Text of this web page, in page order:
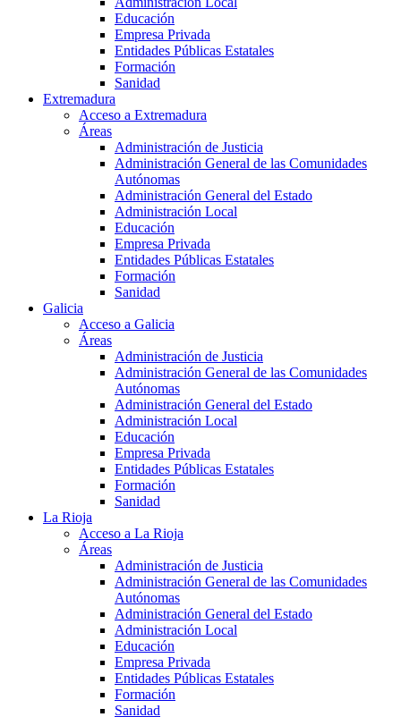
Educación
Empresa Privada
Entidades Públicas Estatales
Formación
Sanidad
Extremadura
Acceso a Extremadura
Áreas
Administración de Justicia
Administración General de las Comunidades
Autónomas
Administración General del Estado
Administración Local
Educación
Empresa Privada
Entidades Públicas Estatales
Formación
Sanidad
Galicia
Acceso a Galicia
Áreas
Administración de Justicia
Administración General de las Comunidades
Autónomas
Administración General del Estado
Administración Local
Educación
Empresa Privada
Entidades Públicas Estatales
Formación
Sanidad
La Rioja
Acceso a La Rioja
Áreas
Administración de Justicia
Administración General de las Comunidades
Autónomas
Administración General del Estado
Administración Local
Educación
Empresa Privada
Entidades Públicas Estatales
Formación
Sanidad